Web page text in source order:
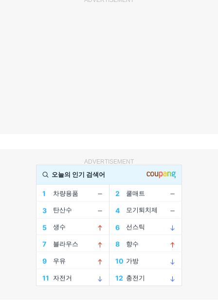
ADVERTISEMENT